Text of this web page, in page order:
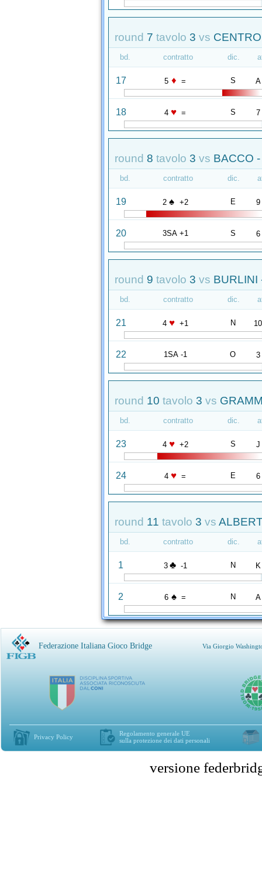
round 7 tavolo 3 vs
bd. contratto dic.
17 5 ♦ = S A
18 4 ♥ = S 7
round 8 tavolo 3 vs BACCO
bd. contratto dic.
19 2 ♠ +2 E 9
20 3SA +1 S 6
round 9 tavolo 3 vs BURLINI
bd. contratto dic.
21 4 ♥ +1 N 10
22 1SA -1 O 3
round 10 tavolo 3 vs
bd. contratto dic.
23 4 ♥ +2 S J
24 4 ♥ = E 6
round 11 tavolo 3 vs
bd. contratto dic.
1 3 ♣ -1 N K
2 6 ♠ = N A
Federazione Italiana Gioco Bridge Via Giorgio
Privacy Policy
Regolamento generale UE
sulla protezione dei dati personali
versione